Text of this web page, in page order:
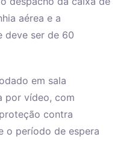
aérea e a
deve ser de 60
em sala
por vídeo, com
contra
o período de espera